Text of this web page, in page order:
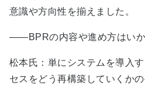
意識や方向性を揃えました。
――BPRの内容や進め方はいか
松本氏：単にシステムを導入
セスをどう再構築していくか